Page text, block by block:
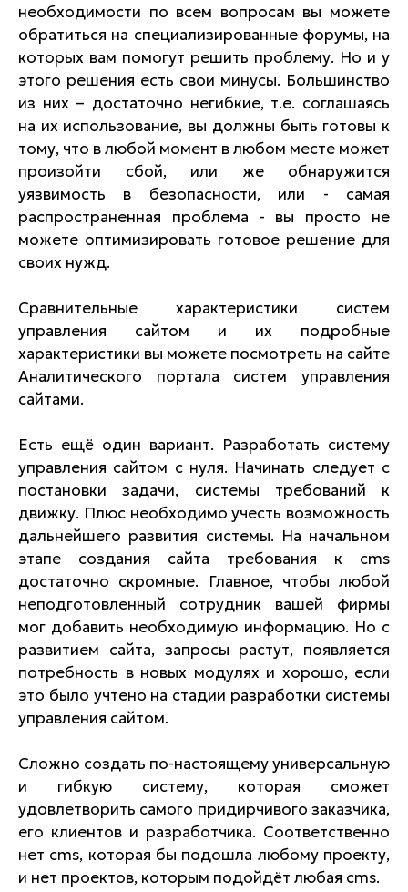
необходимости по всем вопросам вы можете
обратиться на специализированные форумы, на
которых вам помогут решить проблему. Но и у
этого решения есть свои минусы. Большинство
из них – достаточно негибкие, т.е. соглашаясь
на их использование, вы должны быть готовы к
тому, что в любой момент в любом месте может
произойти сбой, или же обнаружится
уязвимость в безопасности, или - самая
распространенная проблема - вы просто не
можете оптимизировать готовое решение для
своих нужд.
Сравнительные характеристики систем
управления сайтом и их подробные
характеристики вы можете посмотреть на сайте
Аналитического портала систем управления
сайтами.
Есть ещё один вариант. Разработать систему
управления сайтом с нуля. Начинать следует с
постановки задачи, системы требований к
движку. Плюс необходимо учесть возможность
дальнейшего развития системы. На начальном
этапе создания сайта требования к cms
достаточно скромные. Главное, чтобы любой
неподготовленный сотрудник вашей фирмы
мог добавить необходимую информацию. Но с
развитием сайта, запросы растут, появляется
потребность в новых модулях и хорошо, если
это было учтено на стадии разработки системы
управления сайтом.
Сложно создать по-настоящему универсальную
и гибкую систему, которая сможет
удовлетворить самого придирчивого заказчика,
его клиентов и разработчика. Соответственно
нет cms, которая бы подошла любому проекту,
и нет проектов, которым подойдёт любая cms.